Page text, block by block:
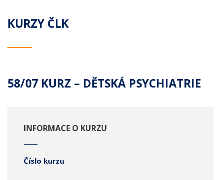
KURZY ČLK
58/07 KURZ – DĚTSKÁ PSYCHIATRIE
INFORMACE O KURZU
Číslo kurzu